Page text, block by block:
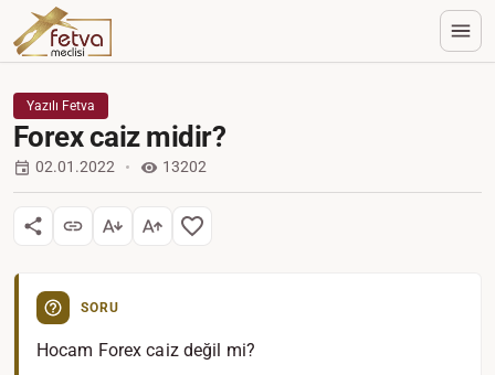
Yazılı Fetva
Forex caiz midir?
02.01.2022 13202
SORU
Hocam Forex caiz değil mi?